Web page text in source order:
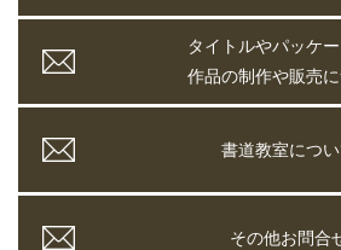
タイトルやパッケ
作品の制作や販売
書道教室につ
その他お問合